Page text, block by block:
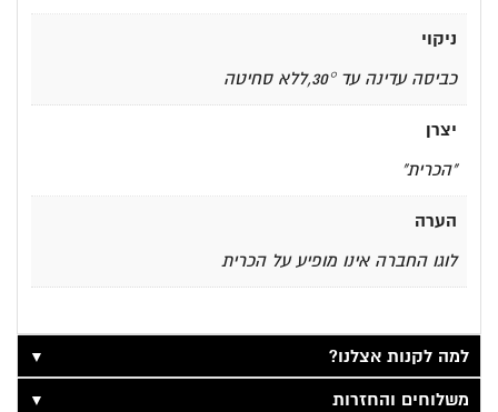
ניקוי
כביסה עדינה עד 30°,ללא סחיטה
יצרן
"הכרית"
הערה
לוגו החברה אינו מופיע על הכרית
למה לקנות אצלנו?
▼
משלוחים והחזרות
▼